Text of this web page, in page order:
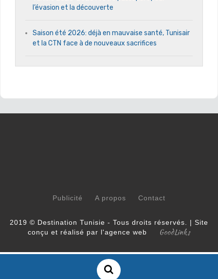
l’évasion et la découverte
Saison été 2026: déjà en mauvaise santé, Tunisair
et la CTN face à de nouveaux sacrifices
Publicité A propos Contact
2019 © Destination Tunisie - Tous droits réservés. | Site
conçu et réalisé par l'agence web
GoodLinks